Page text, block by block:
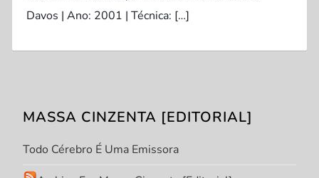
Davos | Ano: 2001 | Técnica: […]
MASSA CINZENTA [EDITORIAL]
Todo Cérebro É Uma Emissora